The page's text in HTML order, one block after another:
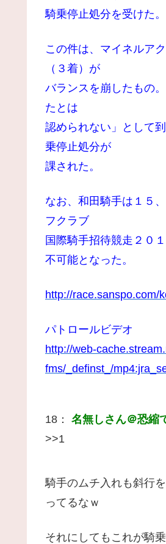
騎乗停止処分を受けた。
この件は、マイネルア
（３着）が
バランスを崩したもの
たとは
認められない」として
乗停止処分が
課された。
なお、和田騎手は１５
フクラブ
国際騎手招待競走２０
不可能となった。
http://race.sanspo.com/
パトロールビデオ
http://web-
fms/_definst_/
18： 名無しさん＠恐縮
>>1
騎手のムチ入れも斜行
ってるなｗ
それにしてもこれが騎